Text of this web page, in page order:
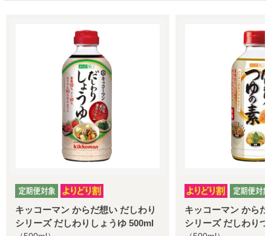
キッコーマン からだ想い だしわり
シリーズ だしわりつゆの素 500ml
機能性表示食
リー PRO 3